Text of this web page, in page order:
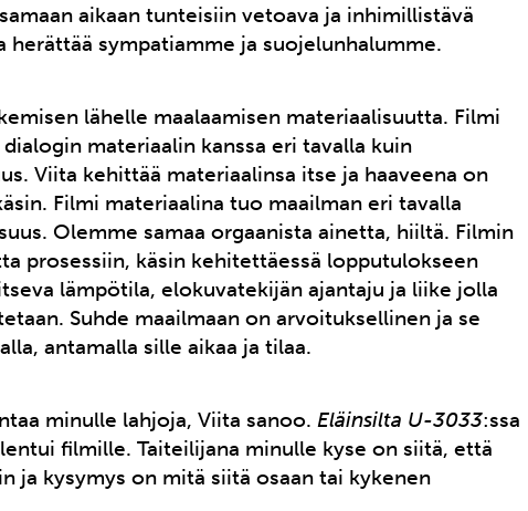
aikaan tunteisiin vetoava ja inhimillistävä
herättää sympatiamme ja suojelunhalumme.
lähelle maalaamisen materiaalisuutta. Filmi
materiaalin kanssa eri tavalla kuin
Viita kehittää materiaalinsa itse ja haaveena on
Filmi materiaalina tuo maailman eri tavalla
Olemme samaa orgaanista ainetta, hiiltä. Filmin
prosessiin, käsin kehitettäessä lopputulokseen
lämpötila, elokuvatekijän ajantaju ja liike jolla
Suhde maailmaan on arvoituksellinen ja se
antamalla sille aikaa ja tilaa.
minulle lahjoja, Viita sanoo.Eläinsilta U-3033:ssa
filmille. Taiteilijana minulle kyse on siitä, että
ja kysymys on mitä siitä osaan tai kykenen